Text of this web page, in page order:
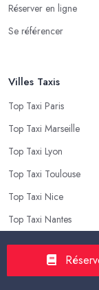
Réserver en ligne
Se référencer
Villes Taxis
Top Taxi Paris
Top Taxi Marseille
Top Taxi Lyon
Top Taxi Toulouse
Top Taxi Nice
Top Taxi Nantes
Top Taxis